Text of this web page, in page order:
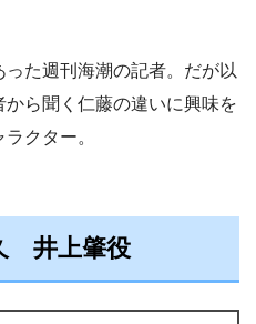
た週刊海潮の記者。だが以
ら聞く仁藤の違いに興味を
クター。
井上肇役